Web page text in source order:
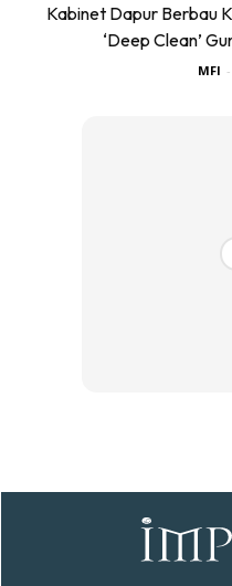
Kabinet Dapur Berbau
‘Deep Clean’
MFI -